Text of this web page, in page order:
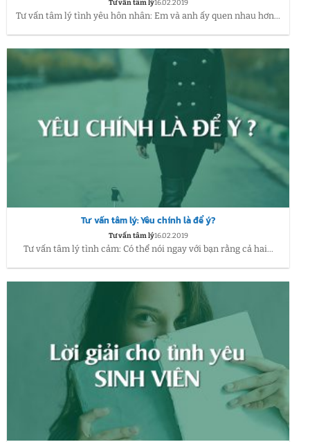
Tư vấn tâm lý16.02.2019
Tư vấn tâm lý tình yêu hôn nhân: Em và anh ấy quen nhau hơn...
Tư vấn tâm lý: Yêu chính là để ý?
Tư vấn tâm lý16.02.2019
Tư vấn tâm lý tình cảm: Có thể nói ngay với bạn rằng cả hai...